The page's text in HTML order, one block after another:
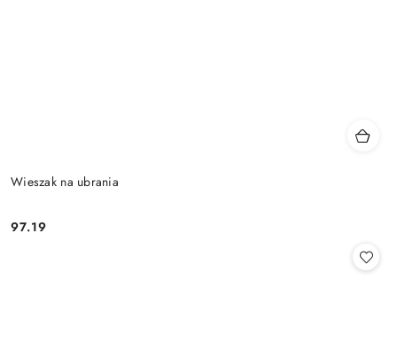
Wieszak na ubrania
Cena:
97.19